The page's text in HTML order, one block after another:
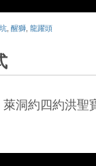
醒獅 龍躍頭
洞約四約洪聖